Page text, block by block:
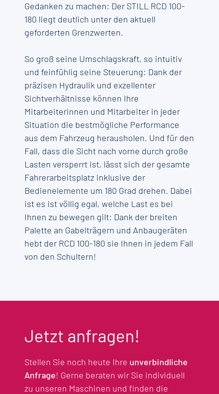
Gedanken zu machen: Der STILL RCD 100-
180 liegt deutlich unter den aktuell
geforderten Grenzwerten.
So groß seine Umschlagskraft, so intuitiv
und feinfühlig seine Steuerung: Dank der
präzisen Hydraulik und exzellenter
Sichtverhältnisse können Ihre
Mitarbeiterinnen und Mitarbeiter in jeder
Situation die bestmögliche Performance
aus dem Fahrzeug herausholen. Und für den
Fall, dass die Sicht nach vorne durch große
Lasten versperrt ist, lässt sich der gesamte
Fahrerarbeitsplatz inklusive der
Bedienelemente um 180 Grad drehen. Dabei
ist es ist völlig egal, welche Last es bei
Ihnen zu bewegen gilt: Dank der breiten
Palette an Gabelträgern und Anbaugeräten
hebt der RCD 100-180 sie Ihnen in jedem Fall
von den Schultern!
Jetzt anfragen!
Stellen Sie noch heute Ihre unverbindliche
Anfrage! Gerne beraten wir Sie individuell
zu unseren Maschinen und finden die